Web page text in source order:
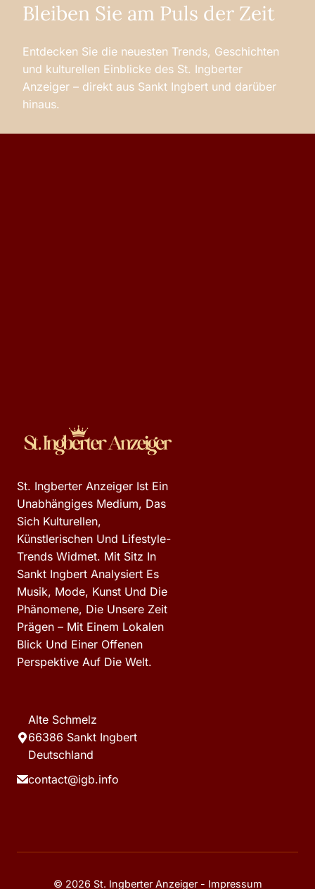
Bleiben Sie am Puls der Zeit
Entdecken Sie die neuesten Trends, Geschichten
und kulturellen Einblicke des St. Ingberter
Anzeiger – direkt aus Sankt Ingbert und darüber
hinaus.
St. Ingberter Anzeiger Ist Ein
Unabhängiges Medium, Das
Sich Kulturellen,
Künstlerischen Und Lifestyle-
Trends Widmet. Mit Sitz In
Sankt Ingbert Analysiert Es
Musik, Mode, Kunst Und Die
Phänomene, Die Unsere Zeit
Prägen – Mit Einem Lokalen
Blick Und Einer Offenen
Perspektive Auf Die Welt.
Alte Schmelz
66386 Sankt Ingbert
Deutschland
contact@igb.info
© 2026 St. Ingberter Anzeiger - Impressum